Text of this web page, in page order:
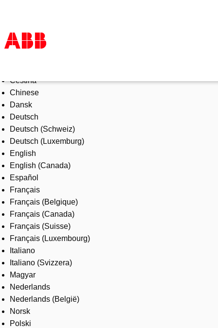
Products & Solutions
Industries
Services
About us
Where to buy
Contact us
Careers
Čeština
Chinese
Dansk
Deutsch
Deutsch (Schweiz)
Deutsch (Luxemburg)
English
English (Canada)
Español
Français
Français (Belgique)
Français (Canada)
Français (Suisse)
Français (Luxembourg)
Italiano
Italiano (Svizzera)
Magyar
Nederlands
Nederlands (België)
Norsk
Polski